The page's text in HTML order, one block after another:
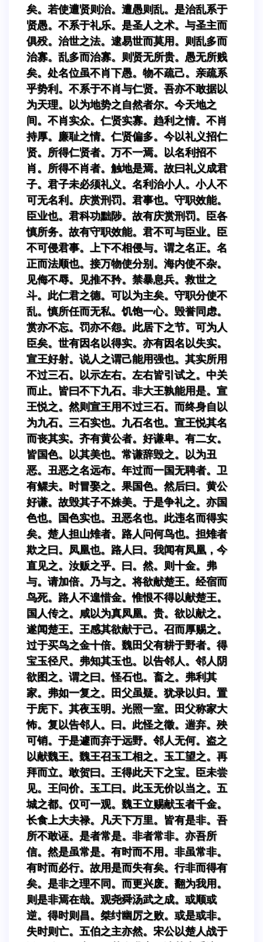
矣。若使遭贤则治。遭愚则乱。是治乱系于
贤愚。不系于礼乐。是圣人之术。与圣主而
俱殁。治世之法。逮易世而莫用。则乱多而
治寡。乱多而治寡。则贤无所贵。愚无所贱
矣。处名位虽不肖下愚。物不疏己。亲疏系
乎势利。不系于不肖与仁贤。吾亦不敢据以
为天理。以为地势之自然者尔。今天地之
间。不肖实众。仁贤实寡。趋利之情。不肖
持厚。廉耻之情。仁贤偏多。今以礼义招仁
贤。所得仁贤者。万不一焉。以名利招不
肖。所得不肖者。触地是焉。故曰礼义成君
子。君子未必须礼义。名利治小人。小人不
可无名利。庆赏刑罚。君事也。守职效能。
臣业也。君科功黜陟。故有庆赏刑罚。臣各
慎所务。故有守职效能。君不可与臣业。臣
不可侵君事。上下不相侵与。谓之名正。名
正而法顺也。接万物使分别。海内使不杂。
见侮不辱。见推不矜。禁暴息兵。救世之
斗。此仁君之德。可以为主矣。守职分使不
乱。慎所任而无私。饥饱一心。毁誉同虑。
赏亦不忘。罚亦不怨。此居下之节。可为人
臣矣。世有因名以得实。亦有因名以失实。
宣王好射。说人之谓己能用强也。其实所用
不过三石。以示左右。左右皆引试之。中关
而止。皆曰不下九石。非大王孰能用是。宣
王悦之。然则宣王用不过三石。而终身自以
为九石。三石实也。九石名也。宣王悦其名
而丧其实。齐有黄公者。好谦卑。有二女。
皆国色。以其美也。常谦辞毁之。以为丑
恶。丑恶之名远布。年过而一国无聘者。卫
有鳏夫。时冒娶之。果国色。然后曰。黄公
好谦。故毁其子不姝美。于是争礼之。亦国
色也。国色实也。丑恶名也。此违名而得实
矣。楚人担山雉者。路人问何鸟也。担雉者
欺之曰。凤凰也。路人曰。我闻有凤凰，今
直见之。汝贩之乎。曰。然。则十金。弗
与。请加倍。乃与之。将欲献楚王。经宿而
鸟死。路人不遑惜金。惟恨不得以献楚王。
国人传之。咸以为真凤凰。贵。欲以献之。
遂闻楚王。王感其欲献于己。召而厚赐之。
过于买鸟之金十倍。魏田父有耕于野者。得
宝玉径尺。弗知其玉也。以告邻人。邻人阴
欲图之。谓之曰。怪石也。畜之。弗利其
家。弗如一复之。田父虽疑。犹录以归。置
于庑下。其夜玉明。光照一室。田父称家大
怖。复以告邻人。曰。此怪之徵。遄弃。殃
可销。于是遽而弃于远野。邻人无何。盗之
以献魏王。魏王召玉工相之。玉工望之。再
拜而立。敢贺曰。王得此天下之宝。臣未尝
见。王问价。玉工曰。此玉无价以当之。五
城之都。仅可一观。魏王立赐献玉者千金。
长食上大夫禄。凡天下万里。皆有是非。吾
所不敢诬。是者常是。非者常非。亦吾所
信。然是虽常是。有时而不用。非虽常非。
有时而必行。故用是而失有矣。行非而得有
矣。是非之理不同。而更兴废。翻为我用。
则是非焉在哉。观尧舜汤武之成。或顺或
逆。得时则昌。桀纣幽厉之败。或是或非。
失时则亡。五伯之主亦然。宋公以楚人战于